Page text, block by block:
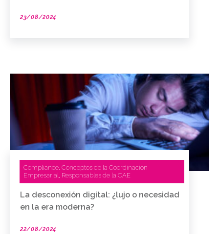
23/08/2024
Compliance, Conceptos de la Coordinación
Empresarial , Responsables de la CAE
La desconexión digital: ¿lujo o necesidad
en la era moderna?
22/08/2024